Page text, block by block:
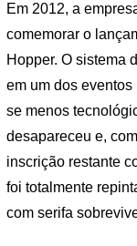
Em 2012, a
comemorar o
Hopper. O sistema
em um dos
se menos
desapareceu e,
inscrição restante
foi totalmente
com serifa